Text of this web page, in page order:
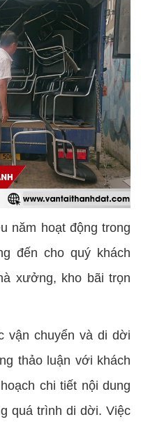
năm hoạt động trong
đến cho quý khách
xưởng, kho bãi trọn
vận chuyển và di dời
thảo luận với khách
chi tiết nội dung
quá trình di dời. Việc